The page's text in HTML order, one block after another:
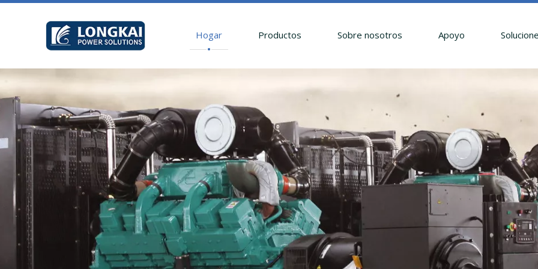
Hogar Productos Sobre nosotros Apoyo